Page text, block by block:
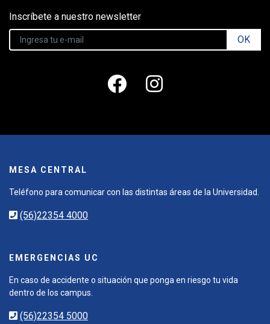
Inscríbete a nuestro newsletter
OK
MESA CENTRAL
Teléfono para comunicar con las distintas áreas de la Universidad.
(56)22354 4000
EMERGENCIAS UC
En caso de accidente o situación que ponga en riesgo tu vida
dentro de los campus.
(56)22354 5000